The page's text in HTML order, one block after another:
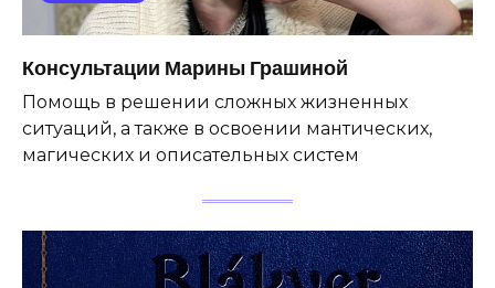
Консультации Марины Грашиной
Помощь в решении сложных жизненных
ситуаций, а также в освоении мантических,
магических и описательных систем